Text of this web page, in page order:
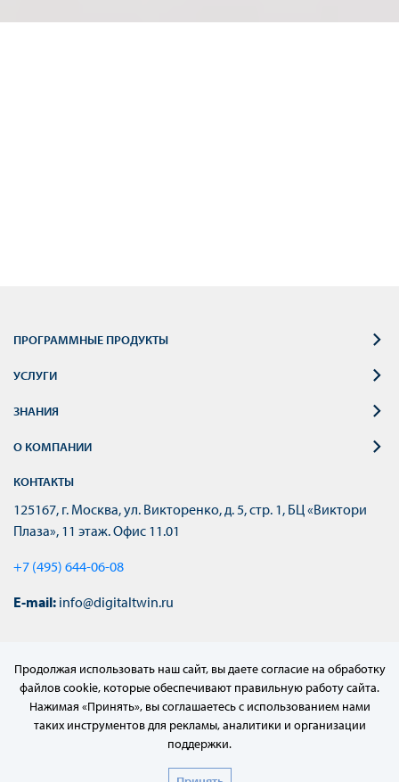
ПРОГРАММНЫЕ ПРОДУКТЫ
УСЛУГИ
ЗНАНИЯ
О КОМПАНИИ
КОНТАКТЫ
125167, г. Москва, ул. Викторенко, д. 5, стр. 1, БЦ «Виктори
Плаза», 11 этаж. Офис 11.01
+7 (495) 644-06-08
E-mail: info@digitaltwin.ru
Продолжая использовать наш сайт, вы даете согласие на обработку
файлов cookie, которые обеспечивают правильную работу сайта.
Нажимая «Принять», вы соглашаетесь с использованием нами
таких инструментов для рекламы, аналитики и организации
поддержки.